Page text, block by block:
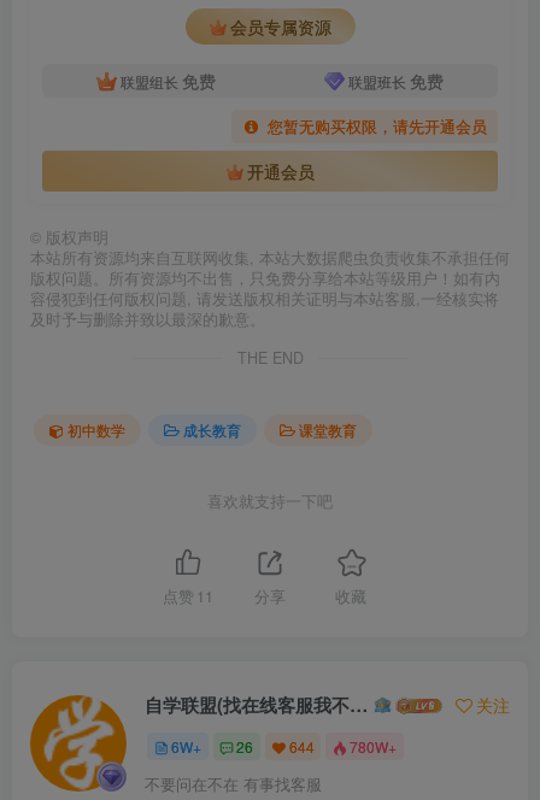
会员专属资源
联盟组长 免费 联盟班长 免费
您暂无购买权限，请先开通会员
开通会员
© 版权声明
本站所有资源均来自互联网收集, 本站大数据爬虫负责收集不承担任何
版权问题。所有资源均不出售，只免费分享给本站等级用户！如有内
容侵犯到任何版权问题, 请发送版权相关证明与本站客服,一经核实将
及时予与删除并致以最深的歉意。
THE END
初中数学 成长教育 课堂教育
喜欢就支持一下吧
点赞 11 分享 收藏
自学联盟(找在线客服我不回信息的) 关注
6W+ 26 644 780W+
不要问在不在 有事找客服